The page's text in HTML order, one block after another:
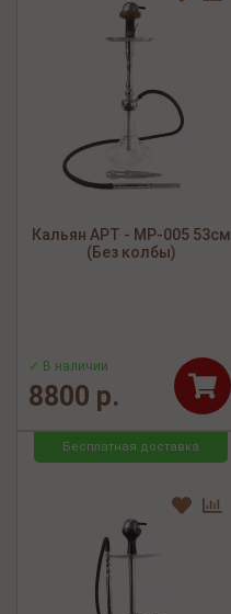
Кальян АРТ - MP-005 53см
(Без колбы)
✓ В наличии
8800 р.
Бесплатная доставка